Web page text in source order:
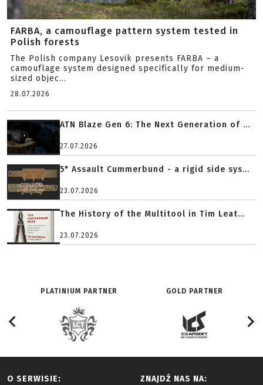
FARBA, a camouflage pattern system tested in
Polish forests
The Polish company Lesovik presents FARBA – a
camouflage system designed specifically for medium-
sized objec...
28.07.2026
ATN Blaze Gen 6: The Next Generation of ...
27.07.2026
5" Assault Cummerbund - a rigid side sys...
23.07.2026
The History of the Multitool in Tim Leat...
23.07.2026
PLATINIUM PARTNER GOLD PARTNER
O SERWISIE: ZNAJDŹ NAS NA: